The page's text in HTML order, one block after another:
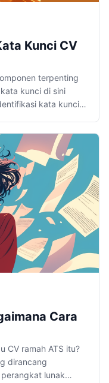
Kunci CV
terpenting
kunci di sini
kata kunci
Cara
CV ramah ATS itu?
dirancang
lunak